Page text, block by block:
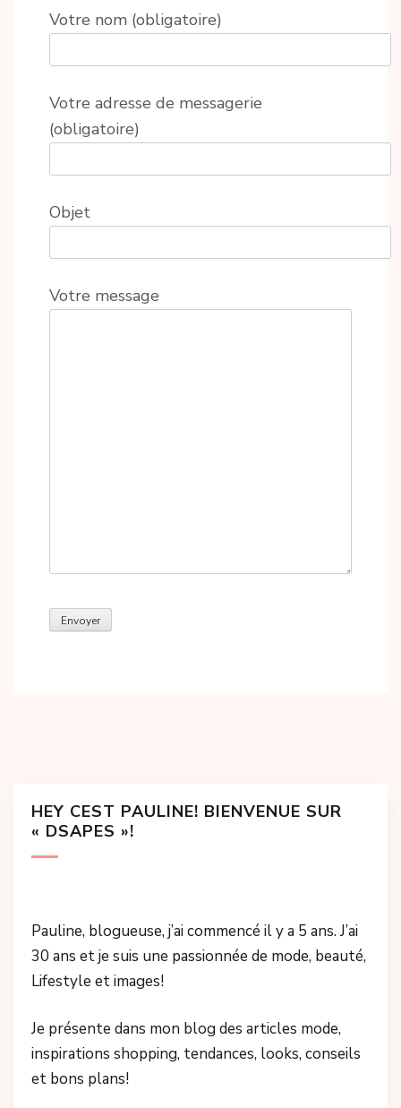
Votre nom (obligatoire)
Votre adresse de messagerie
(obligatoire)
Objet
Votre message
HEY CEST PAULINE! BIENVENUE SUR
« DSAPES »!
Pauline, blogueuse, j’ai commencé il y a 5 ans. J’ai
30 ans et je suis une passionnée de mode, beauté,
Lifestyle et images!
Je présente dans mon blog des articles mode,
inspirations shopping, tendances, looks, conseils
et bons plans!